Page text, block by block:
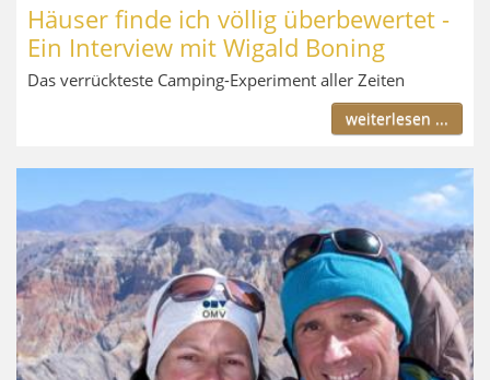
Häuser finde ich völlig überbewertet -
Ein Interview mit Wigald Boning
Das verrückteste Camping-Experiment aller Zeiten
weiterlesen ...